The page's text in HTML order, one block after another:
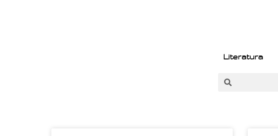
Literatura